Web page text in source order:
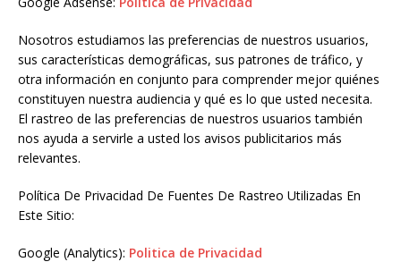
Nosotros estudiamos las preferencias de nuestros usuarios,
sus características demográficas, sus patrones de tráfico, y
otra información en conjunto para comprender mejor quiénes
constituyen nuestra audiencia y qué es lo que usted necesita.
El rastreo de las preferencias de nuestros usuarios también
nos ayuda a servirle a usted los avisos publicitarios más
relevantes.
Política De Privacidad De Fuentes De Rastreo Utilizadas En
Este Sitio:
Google (Analytics): Politica de Privacidad